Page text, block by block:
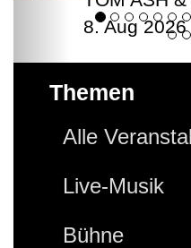
8. Aug 2026
Themen
Alle
Live-Musik
Bühne